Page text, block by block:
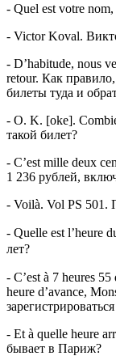
- Quel est votre
- Victor Koval.
- D’habitude, nous
retour. Как
биле­ты туда и
- O. K. [oke].
та­кой билет?
- C’est mille deux
1 236 рублей,
- Voilà. Vol PS 501.
- Quelle est l’heure
лет?
- C’est à 7 heures
heure d’avance,
- Et à quelle heure
бывает в Париж?